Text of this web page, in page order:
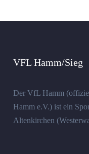
VFL Hamm/Sieg
Der VfL Hamm
Hamm e.V.) ist ein
Altenkirchen